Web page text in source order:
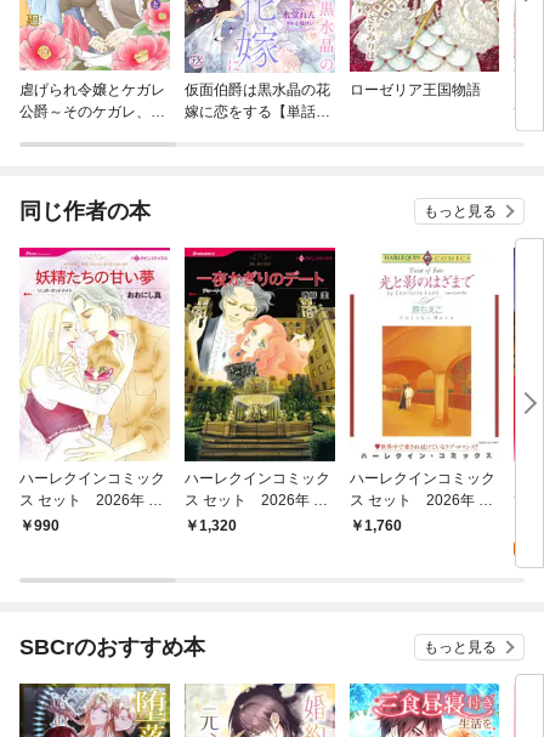
虐げられ令嬢とケガレ
公爵～そのケガレ、払
仮面伯爵は黒水晶の花
嫁に恋をする【単話
ローゼリア王国物語
び
の
同じ作者の本 もっと見る
ハーレクインコミック
ス セット 2026年 vo
l.787
990
ハーレクインコミック
ス セット 2026年 vo
l.844
1,320
ハーレクインコミック
ス セット 2026年 vo
l.910
1,760
て
SBCrのおすすめ本 もっと見る